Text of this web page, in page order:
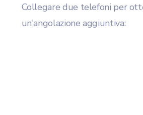
Collegare due telefoni per
un'angolazione aggiuntiva: